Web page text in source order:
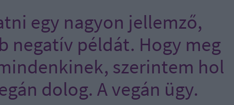
egy nagyon jellemző,
negatív példát. Hogy meg
szerintem hol
dolog. A vegán ügy.